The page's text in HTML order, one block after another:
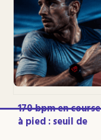
finishers, des
chronos de haut
niveau et les
secrets d’un
parcours
olympique
170 bpm en course
à pied : seuil de